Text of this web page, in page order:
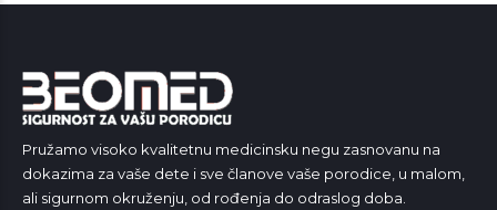
Pružamo visoko kvalitetnu medicinsku negu zasnovanu na
dokazima za vaše dete i sve članove vaše porodice, u malom,
ali sigurnom okruženju, od rođenja do odraslog doba.